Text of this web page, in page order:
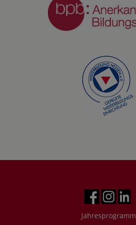
Jahresprogramm